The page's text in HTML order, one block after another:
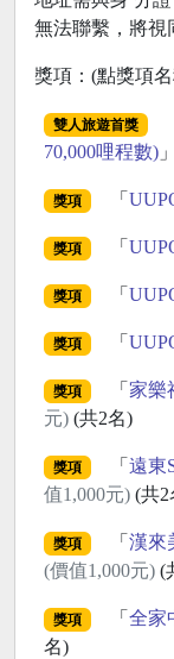
無法聯繫，將視
獎項：(點獎項
雙人旅遊首獎
70,000哩程數)
獎項 「
獎項 「
獎項 「
獎項 「
獎項 「 家樂
元) (共2名)
獎項 「 遠東
值1,000元) (共2
獎項 「 漢來
(價值1,000元) (
獎項 「 全家
名)